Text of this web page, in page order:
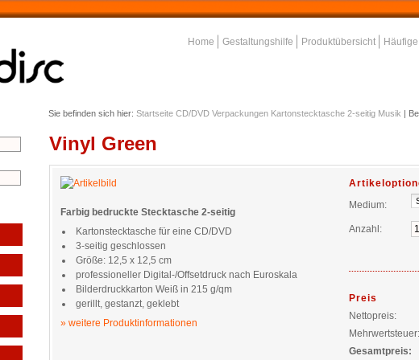
Home Gestaltungshilfe Produktübersicht
Sie befinden sich hier: Startseite CD/DVD Verpackungen Kartonstecktasche 2-seitig Musik |
Vinyl Green
Farbig bedruckte Stecktasche 2-seitig
Kartonstecktasche für eine CD/DVD
3-seitig geschlossen
Größe: 12,5 x 12,5 cm
professioneller Digital-/Offsetdruck nach Euroskala
Bilderdruckkarton Weiß in 215 g/qm
gerillt, gestanzt, geklebt
» weitere Produktinformationen
Medium:
Anzahl:
Preis
Nettopreis:
Mehrwertsteuer:
Gesamtpreis: